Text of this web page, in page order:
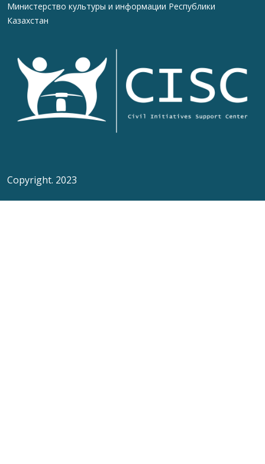
Министерство культуры и информации Республики
Казахстан
Copyright. 2023